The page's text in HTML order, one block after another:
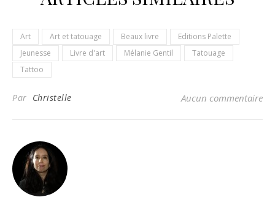
Art Art et tatouage Beaux livre
Editions Palette
Jeunesse
Livre d'art Mélanie Gentil
Tatouage
Tattoo
Par Christelle Aucun commentaire